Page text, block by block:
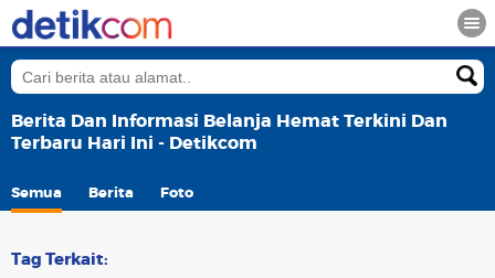
Berita Dan Informasi Belanja Hemat Terkini Dan
Terbaru Hari Ini - Detikcom
Semua Berita Foto
Tag Terkait: